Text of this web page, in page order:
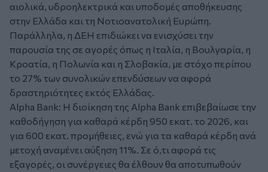
αιολικά, υδροηλεκτρικά και υποδομές αποθήκευσης
στην Ελλάδα και τη Νοτιοανατολική Ευρώπη.
Παράλληλα, η ΔΕΗ επιδιώκει να ενισχύσει την
παρουσία της σε αγορές όπως η Ιταλία, η Βουλγαρία, η
Κροατία, η Πολωνία και η Σλοβακία, με στόχο περίπου
το 27% των συνολικών επενδύσεων να αφορά
δραστηριότητες εκτός Ελλάδας.
Alpha Bank: Η διοίκηση της Alpha Bank επιβεβαίωσε την
καθοδήγηση για καθαρά κέρδη 950 εκατ. το 2026, και
για 600 εκατ. προμήθειες, ενώ για τα καθαρά κέρδη ανά
μετοχή αναμένει αύξηση 11%. Σε ό,τι αφορά τις
εξαγορές, οι συνέργειες θα έλθουν θα αποτυπωθούν